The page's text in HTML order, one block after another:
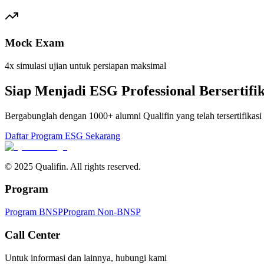
Mock Exam
4x simulasi ujian untuk persiapan maksimal
Siap Menjadi ESG Professional
Bergabunglah dengan 1000+ alumni Qualifin yang telah tersertifikasi
Daftar Program ESG Sekarang
© 2025 Qualifin. All rights reserved.
Program
Program BNSPProgram Non-BNSP
Call Center
Untuk informasi dan lainnya, hubungi kami